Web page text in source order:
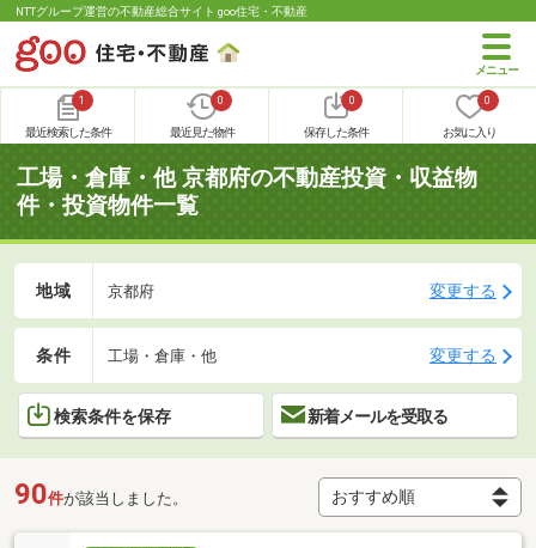
NTTグループ運営の不動産総合サイト goo住宅・不動産
1
最近検索した条件
0
最近見た物件
0
保存した条件
0
お気に入り
工場・倉庫・他 京都府の不動産投資・収益物
件・投資物件一覧
地域 京都府 変更する
条件 工場・倉庫・他 変更する
検索条件を保存 新着メールを受取る
90件が該当しました。